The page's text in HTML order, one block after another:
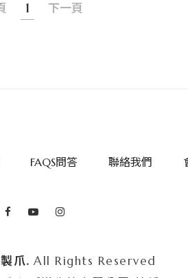
1 下一頁
FAQS問答 聯絡我們
爪. All Rights Reserved